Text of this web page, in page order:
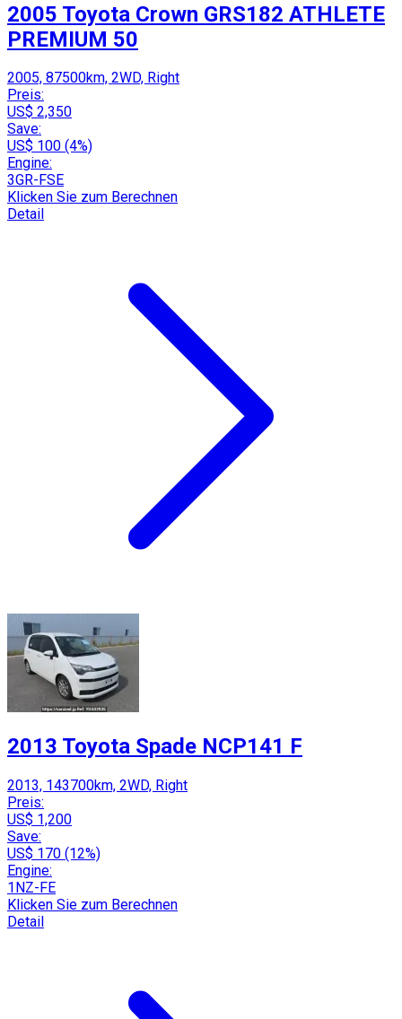
2005 Toyota Crown GRS182 ATHLETE
PREMIUM 50
2005, 87500km, 2WD, Right
Preis:
US$ 2,350
Save:
US$ 100 (4%)
Engine:
3GR-FSE
Klicken Sie zum Berechnen
Detail
2013 Toyota Spade NCP141 F
2013, 143700km, 2WD, Right
Preis:
US$ 1,200
Save:
US$ 170 (12%)
Engine:
1NZ-FE
Klicken Sie zum Berechnen
Detail